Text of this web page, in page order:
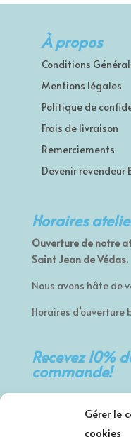
Gérer le
cookies
À propos
Conditions
Mentions légales
Politique de
Frais de livraison
Remerciements
Devenir revendeur
Horaires
Ouverture de notre
Saint Jean de Védas.
Nous avons hâte de
Horaires
Recevez 10%
commande!